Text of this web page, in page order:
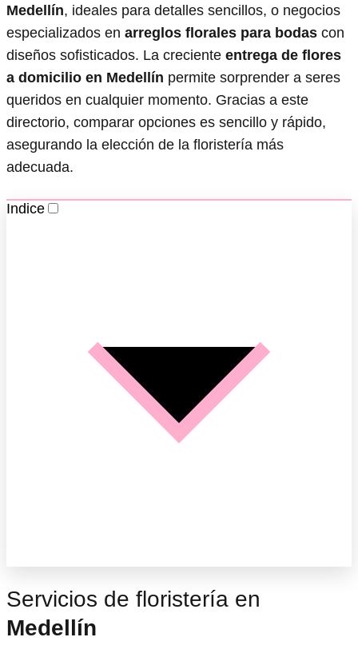
Medellín, ideales para detalles sencillos, o negocios
especializados en arreglos florales para bodas con
diseños sofisticados. La creciente entrega de flores
a domicilio en Medellín permite sorprender a seres
queridos en cualquier momento. Gracias a este
directorio, comparar opciones es sencillo y rápido,
asegurando la elección de la floristería más
adecuada.
Indice
Servicios de floristería en
Medellín